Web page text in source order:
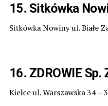
15. Sitkówka
Sitkówka Nowiny ul. Białe
16. ZDROWIE Sp.
Kielce ul. Warszawska 34 –